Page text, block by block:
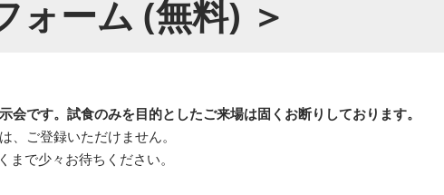
ォーム (無料) ＞
です。試食のみを目的としたご来場は固くお断りしております。
、ご登録いただけません。
まで少々お待ちください。